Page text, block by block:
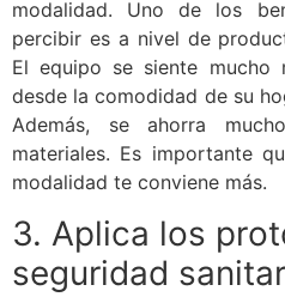
modalidad. Uno de los
percibir es a nivel de
El equipo se siente mucho
desde la comodidad de su
Además, se ahorra
materiales. Es importante
modalidad te conviene más.
3. Aplica los
seguridad